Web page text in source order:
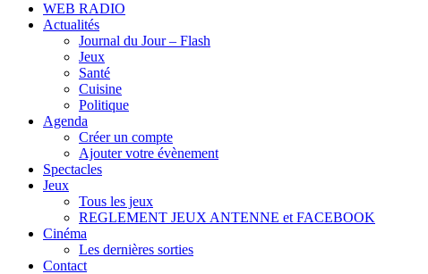
WEB RADIO
Actualités
Journal du Jour – Flash
Jeux
Santé
Cuisine
Politique
Agenda
Créer un compte
Ajouter votre évènement
Spectacles
Jeux
Tous les jeux
REGLEMENT JEUX ANTENNE et FACEBOOK
Cinéma
Les dernières sorties
Contact